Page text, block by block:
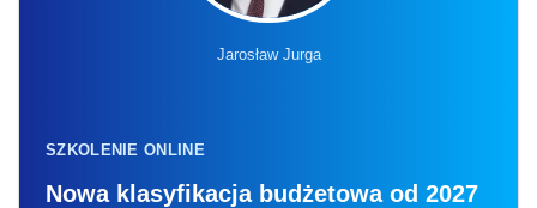
Jarosław Jurga
SZKOLENIE ONLINE
Nowa klasyfikacja budżetowa od 2027